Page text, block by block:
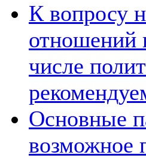
К вопросу
отношений
числе
Основные
возможное